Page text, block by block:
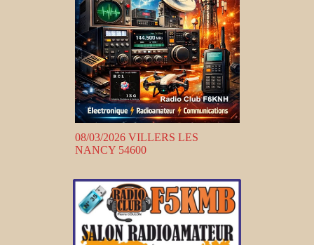
08/03/2026 VILLERS LES
NANCY 54600